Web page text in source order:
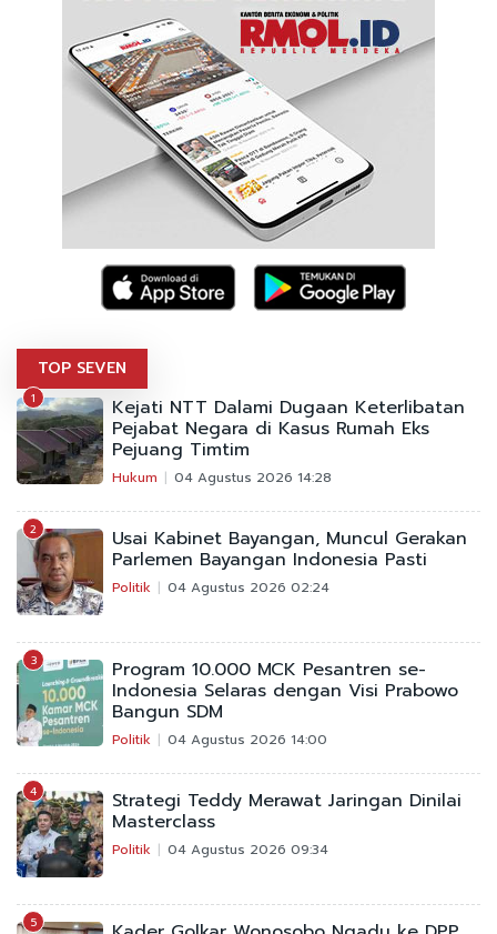
TOP SEVEN
1 Kejati NTT Dalami Dugaan Keterlibatan
Pejabat Negara di Kasus Rumah Eks
Pejuang Timtim
Hukum 04 Agustus 2026 14:28
2 Usai Kabinet Bayangan, Muncul Gerakan
Parlemen Bayangan Indonesia Pasti
Politik 04 Agustus 2026 02:24
3 Program 10.000 MCK Pesantren se-
Indonesia Selaras dengan Visi Prabowo
Bangun SDM
Politik 04 Agustus 2026 14:00
4 Strategi Teddy Merawat Jaringan Dinilai
Masterclass
Politik 04 Agustus 2026 09:34
5